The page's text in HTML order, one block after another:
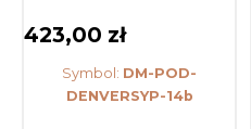
423,00 zł
Symbol: DM-POD-
DENVERSYP-14b